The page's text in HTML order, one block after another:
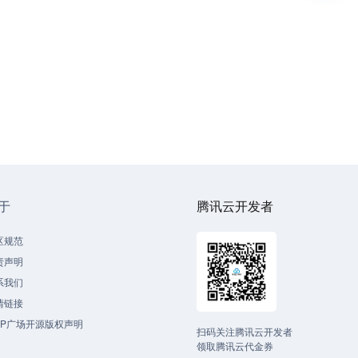
规范
声明
我们
链接
广场开源版权声明
腾讯云开发者
扫码关注腾讯云开发者
领取腾讯云代金券